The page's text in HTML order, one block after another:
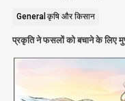
General कृषि और किसान
प्रकृति ने फसलों को बचाने के लिए